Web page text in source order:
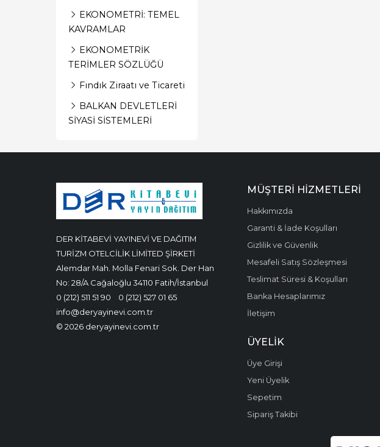
EKONOMETRİ: TEMEL
KAVRAMLAR
EKONOMETRİK
TERİMLER SÖZLÜĞÜ
Fındık Ziraatı ve Ticareti
BALKAN DEVLETLERİ
SİYASİ SİSTEMLERİ
DER KİTABEVİ YAYINEVİ VE DAĞITIM
TURİZM OTELCİLİK LİMİTED ŞİRKETİ
Alemdar Mah. Molla Fenari Sok. Der Han
No: 28/A Cağaloğlu 34110 Fatih/İstanbul
0 (212) 511 51 90
0 (212) 527 01 65
info@deryayinevi.com.tr
© 2026 deryayinevi.com.tr
MÜŞTERI HIZMETLERI
Hakkımızda
Garanti & İade Koşulları
Gizlilik ve Güvenlik
Mesafeli Satış Sözleşmesi
Teslimat Süresi & Koşulları
Banka Hesaplarımız
İletişim
ÜYELIK
Üye Girişi
Yeni Üyelik
Sepetim
Sipariş Takibi